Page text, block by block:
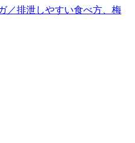
／排泄しやすい食べ方、梅